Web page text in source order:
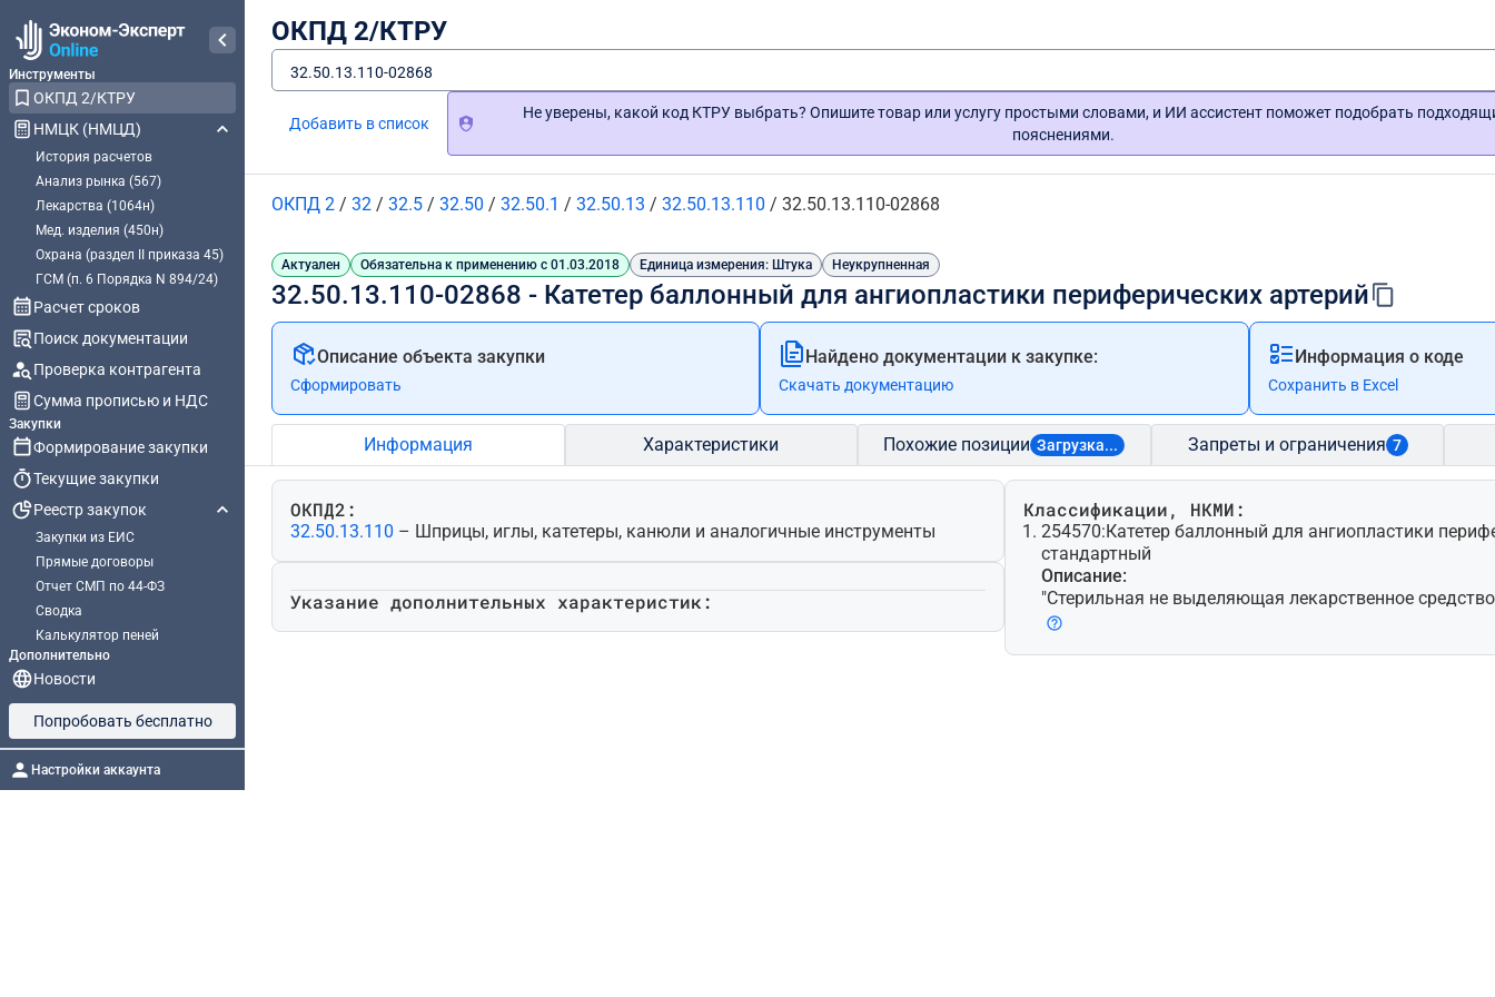
Инструменты
ОКПД 2/КТРУ
НМЦК (НМЦД)
История расчетов
Анализ рынка (567)
Лекарства (1064н)
Мед. изделия (450н)
Охрана (раздел II приказа 45)
ГСМ (п. 6 Порядка N 894/24)
Расчет сроков
Поиск документации
Проверка контрагента
Сумма прописью и НДС
Закупки
Формирование закупки
Текущие закупки
Реестр закупок
Закупки из ЕИС
Прямые договоры
Отчет СМП по 44-ФЗ
Сводка
Калькулятор пеней
Дополнительно
Новости
Попробовать бесплатно
Настройки аккаунта
ОКПД 2/КТРУ
32.50.13.110-02868
Добавить в список
Не уверены, какой код КТРУ выбрать? Опишите товар или услугу простыми словами, и ИИ ассистент поможет подобрать
пояснениями.
ОКПД 2 / 32 / 32.5 / 32.50 / 32.50.1 / 32.50.13 / 32.50.13.110 / 32.50.13.110-02868
Актуален Обязательна к применению с 01.03.2018 Единица измерения: Штука Неукрупненная
32.50.13.110-02868 - Катетер баллонный для ангиопластики периферических артерий
Описание объекта закупки
Сформировать
Найдено документации к закупке:
Скачать документацию
Информация о коде
Сохранить в Excel
Информация Характеристики Похожие позиции Загрузка... Запреты и ограничения 7
ОКПД2:
32.50.13.110 – Шприцы, иглы, катетеры, канюли и аналогичные инструменты
Указание дополнительных характеристик:
Классификации, НКМИ:
254570:Катетер баллонный для ангиопластики
стандартный
Описание:
"Стерильная не выделяющая лекарственное
работанная для чрескожной транслюминальной